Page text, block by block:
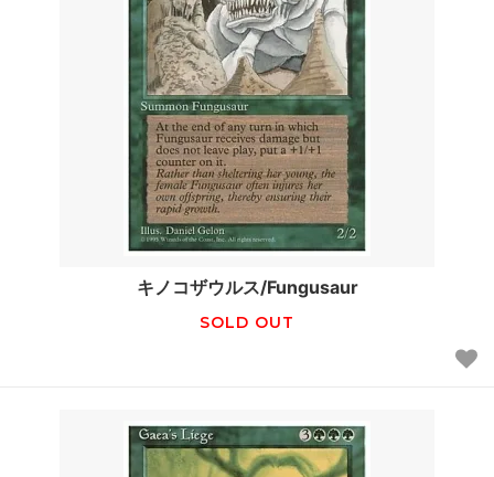
キノコザウルス/Fungusaur
SOLD OUT